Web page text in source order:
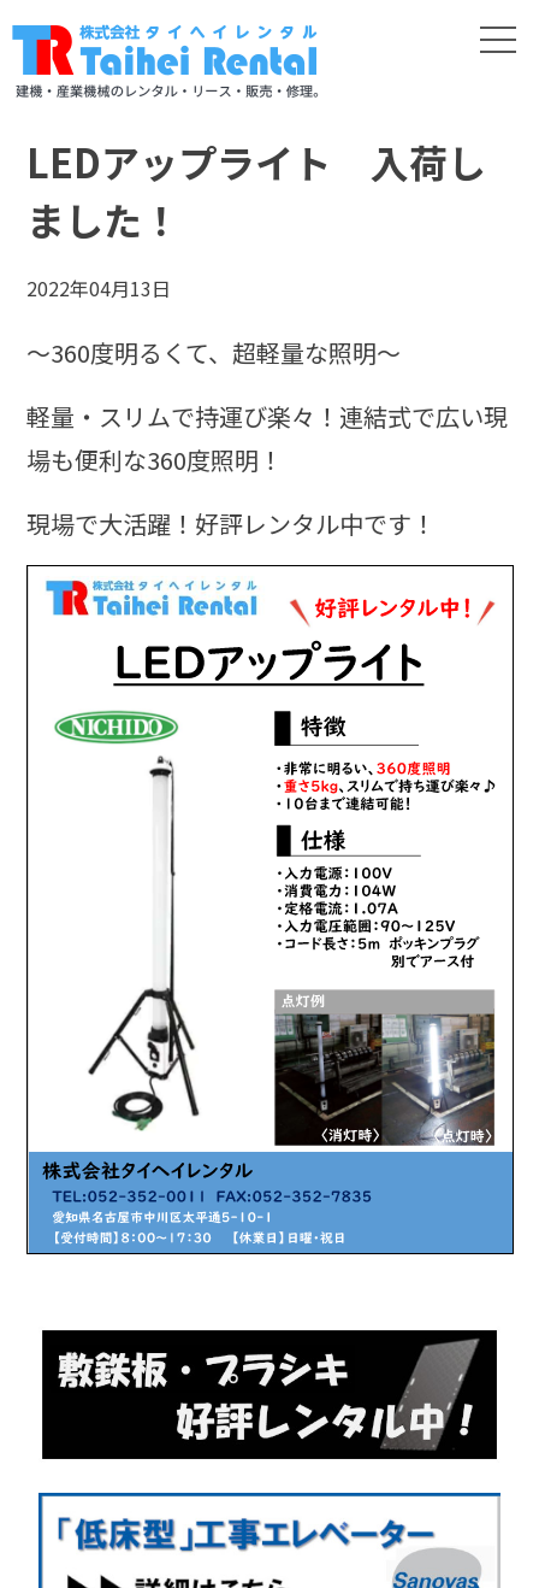
LEDアップライト 入荷し
ました！
2022年04月13日
～360度明るくて、超軽量な照明～
軽量・スリムで持運び楽々！連結式で広い現
場も便利な360度照明！
現場で大活躍！好評レンタル中です！